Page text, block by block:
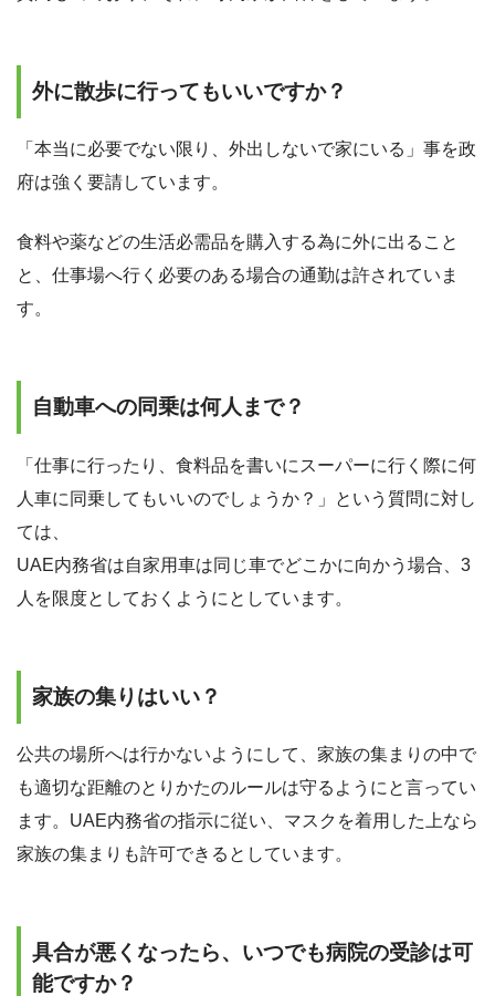
外に散歩に行ってもいいですか？
「本当に必要でない限り、外出しないで家にいる」事を政
府は強く要請しています。
食料や薬などの生活必需品を購入する為に外に出ること
と、仕事場へ行く必要のある場合の通勤は許されていま
す。
自動車への同乗は何人まで？
「仕事に行ったり、食料品を書いにスーパーに行く際に何
人車に同乗してもいいのでしょうか？」という質問に対し
ては、
UAE内務省は自家用車は同じ車でどこかに向かう場合、3
人を限度としておくようにとしています。
家族の集りはいい？
公共の場所へは行かないようにして、家族の集まりの中で
も適切な距離のとりかたのルールは守るようにと言ってい
ます。UAE内務省の指示に従い、マスクを着用した上なら
家族の集まりも許可できるとしています。
具合が悪くなったら、いつでも病院の受診は可
能ですか？